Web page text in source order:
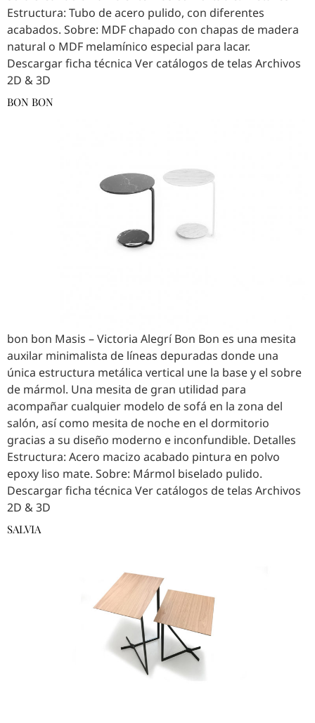
Estructura: Tubo de acero pulido, con diferentes
acabados. Sobre: MDF chapado con chapas de madera
natural o MDF melamínico especial para lacar.
Descargar ficha técnica Ver catálogos de telas Archivos
2D & 3D
BON BON
bon bon Masis – Victoria Alegrí Bon Bon es una mesita
auxilar minimalista de líneas depuradas donde una
única estructura metálica vertical une la base y el sobre
de mármol. Una mesita de gran utilidad para
acompañar cualquier modelo de sofá en la zona del
salón, así como mesita de noche en el dormitorio
gracias a su diseño moderno e inconfundible. Detalles
Estructura: Acero macizo acabado pintura en polvo
epoxy liso mate. Sobre: Mármol biselado pulido.
Descargar ficha técnica Ver catálogos de telas Archivos
2D & 3D
SALVIA